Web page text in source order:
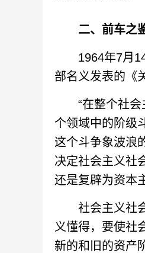
二、前车之
1964年7月14
部名义发表的《
“在整个社会
个领域中的阶级
这个斗争象波浪
决定社会主义社
还是复辟为资本
社会主义社会
义懂得，要使社
新的和旧的资产